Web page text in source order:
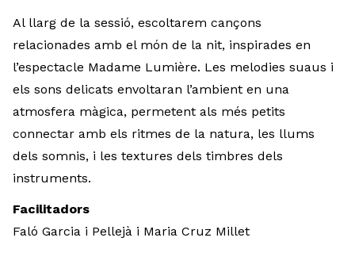
Al llarg de la sessió, escoltarem cançons
relacionades amb el món de la nit, inspirades en
l’espectacle Madame Lumière. Les melodies suaus i
els sons delicats envoltaran l’ambient en una
atmosfera màgica, permetent als més petits
connectar amb els ritmes de la natura, les llums
dels somnis, i les textures dels timbres dels
instruments.
Facilitadors
Faló Garcia i Pellejà i Maria Cruz Millet